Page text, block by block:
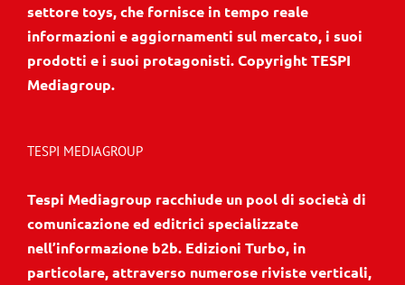
settore toys, che fornisce in tempo reale
informazioni e aggiornamenti sul mercato, i suoi
prodotti e i suoi protagonisti. Copyright TESPI
Mediagroup.
TESPI MEDIAGROUP
Tespi Mediagroup racchiude un pool di società di
comunicazione ed editrici specializzate
nell’informazione b2b. Edizioni Turbo, in
particolare, attraverso numerose riviste verticali,